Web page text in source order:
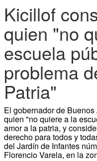
Kicillof
quien "no
escuela
problema
Patria"
El gobernador de
quien "no quiere a la
amor a la patria, y
derecho para todos y
del Jardín de Infantes
Florencio Varela, en la